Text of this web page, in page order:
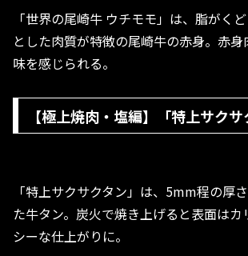
「世界の尾崎牛 ウチモモ」は、脂がく
とした肉質が特徴の尾崎牛の赤身。赤
味を感じられる。
【極上焼肉・塩編】「特上サクサ
「特上サクサクタン」は、5mm程の厚
た牛タン。炭火で焼き上げると表面はカ
シーな仕上がりに。